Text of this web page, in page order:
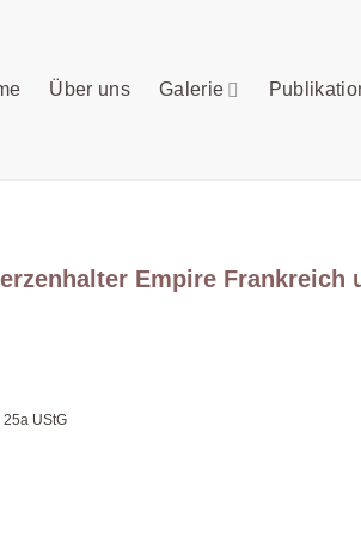
Über uns Galerie
Empire Frankreich
UStG